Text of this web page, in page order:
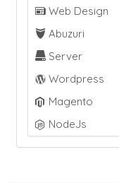
Web Design
Abuzuri
Server
Wordpress
Magento
NodeJs